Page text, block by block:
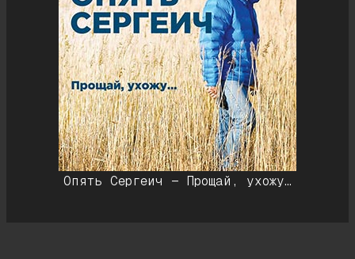
Опять Сергеич — Прощай, ухожу…